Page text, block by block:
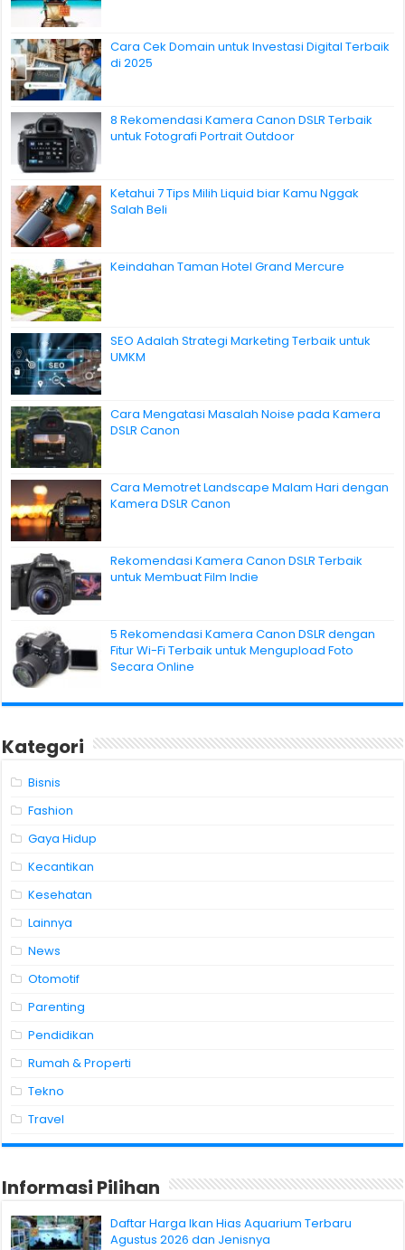
Cara Cek Domain untuk Investasi Digital Terbaik
di 2025
8 Rekomendasi Kamera Canon DSLR Terbaik
untuk Fotografi Portrait Outdoor
Ketahui 7 Tips Milih Liquid biar Kamu Nggak
Salah Beli
Keindahan Taman Hotel Grand Mercure
SEO Adalah Strategi Marketing Terbaik untuk
UMKM
Cara Mengatasi Masalah Noise pada Kamera
DSLR Canon
Cara Memotret Landscape Malam Hari dengan
Kamera DSLR Canon
Rekomendasi Kamera Canon DSLR Terbaik
untuk Membuat Film Indie
5 Rekomendasi Kamera Canon DSLR dengan
Fitur Wi-Fi Terbaik untuk Mengupload Foto
Secara Online
Kategori
Bisnis
Fashion
Gaya Hidup
Kecantikan
Kesehatan
Lainnya
News
Otomotif
Parenting
Pendidikan
Rumah & Properti
Tekno
Travel
Informasi Pilihan
Daftar Harga Ikan Hias Aquarium Terbaru
Agustus 2026 dan Jenisnya